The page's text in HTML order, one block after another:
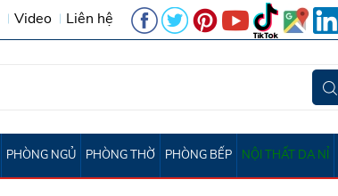
Video Liên hệ
PHÒNG NGỦ PHÒNG THỜ PHÒNG BẾP NỘI THẤT DA NỈ